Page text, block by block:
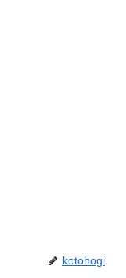
kotohogi